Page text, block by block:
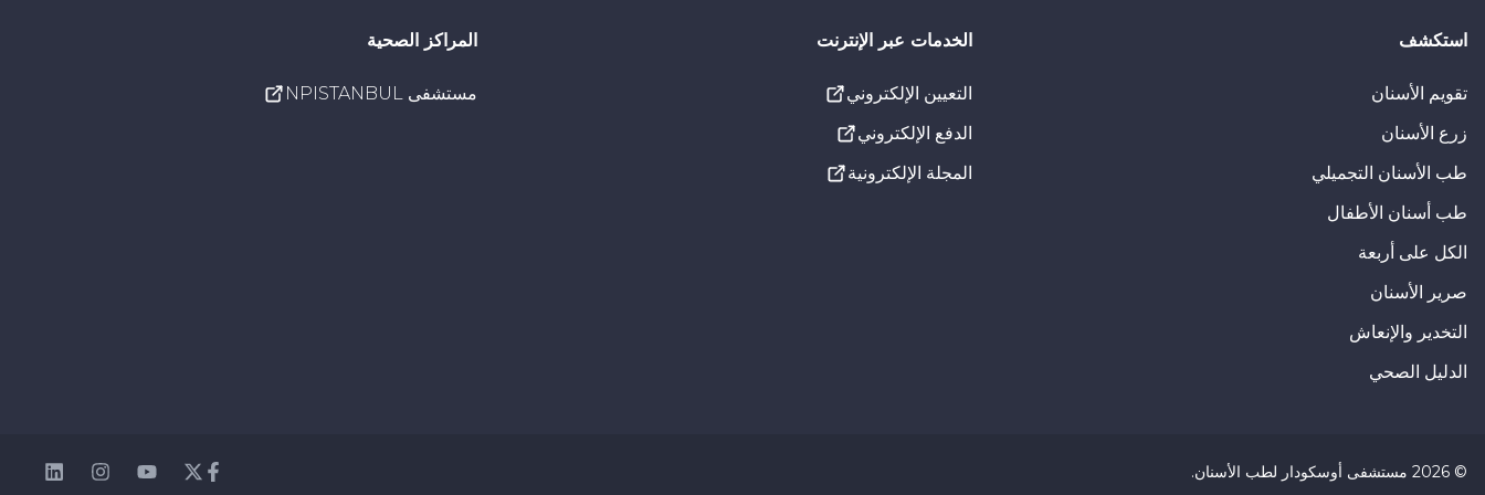
الشفاه والخد وكسر الأسنان بسبب النعاس. &bsp؛ على سبيل المثال، إذا تم استخدام مادة الحشو المركب
، فيمكن تناول الطعام بعد فترة وجيزة من الحشو.&bsp؛
في حالات مثل ربط الأسنان، يجب عدم تناول أي شيء لمدة ساعة إلى ساعتين حتى تصلب المادة اللاصقة. في هذه
المرحلة، يجب اتباع توصيات طبيب الأسنان.
.
يجب توخي الحذر من تناول الأشياء الساخنة والباردة لألم الأسنان والحساسية التي قد تحدث في المرحلة الأولى.
يجب مضغ الطعام بالجزء الآخر من الحشوة وليس بالجزء الذي تم وضعه عليه.
الإعدادات المرئية
تسطير الروابط
تدرج الرمادي
استكشف
تقويم الأسنان
زرع الأسنان
طب الأسنان التجميلي
طب أسنان الأطفال
الكل على أربعة
صرير الأسنان
التخدير والإنعاش
الدليل الصحي
الخدمات عبر الإنترنت
التعيين الإلكتروني
الدفع الإلكتروني
المجلة الإلكترونية
المراكز الصحية
مستشفى NPISTANBUL
©
2026 مستشفى أوسكودار لطب الأسنان.